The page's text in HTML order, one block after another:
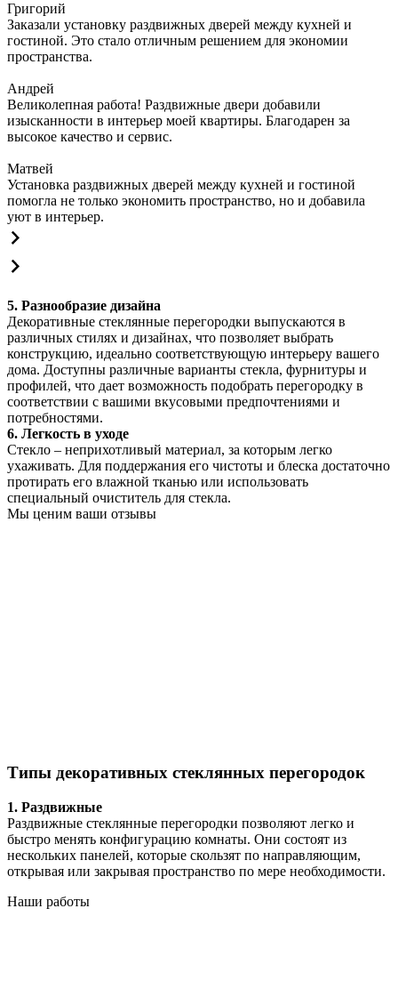
Григорий
Заказали установку раздвижных дверей между кухней и
гостиной. Это стало отличным решением для экономии
пространства.
Андрей
Великолепная работа! Раздвижные двери добавили
изысканности в интерьер моей квартиры. Благодарен за
высокое качество и сервис.
Матвей
Установка раздвижных дверей между кухней и гостиной
помогла не только экономить пространство, но и добавила
уют в интерьер.
5. Разнообразие дизайна
Декоративные стеклянные перегородки выпускаются в
различных стилях и дизайнах, что позволяет выбрать
конструкцию, идеально соответствующую интерьеру вашего
дома. Доступны различные варианты стекла, фурнитуры и
профилей, что дает возможность подобрать перегородку в
соответствии с вашими вкусовыми предпочтениями и
потребностями.
6. Легкость в уходе
Стекло – неприхотливый материал, за которым легко
ухаживать. Для поддержания его чистоты и блеска достаточно
протирать его влажной тканью или использовать
специальный очиститель для стекла.
Мы ценим ваши отзывы
Типы декоративных стеклянных перегородок
1. Раздвижные
Раздвижные стеклянные перегородки позволяют легко и
быстро менять конфигурацию комнаты. Они состоят из
нескольких панелей, которые скользят по направляющим,
открывая или закрывая пространство по мере необходимости.
Наши работы